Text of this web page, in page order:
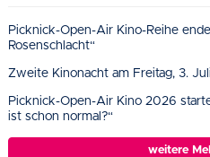
Picknick-Open-Air Kino-Reihe
Rosenschlacht“
Zweite Kinonacht am Freitag, 3.
Picknick-Open-Air Kino 2026
ist schon normal?“
weitere